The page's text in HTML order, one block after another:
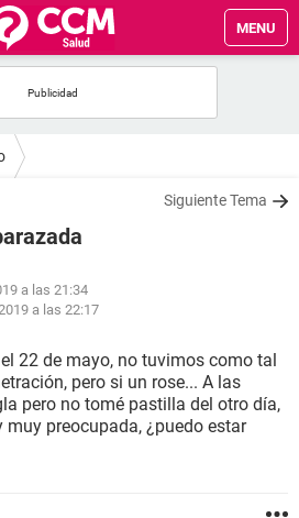
MENU
Siguiente Tema
a las 21:34
a las 22:17
22 de mayo, no tuvimos como tal
pero si un rose... A las
pero no tomé pastilla del otro día,
preocupada, ¿puedo estar